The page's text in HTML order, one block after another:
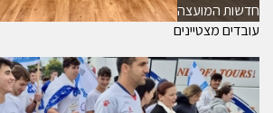
חדשות המועצה
עובדים מצטיינים